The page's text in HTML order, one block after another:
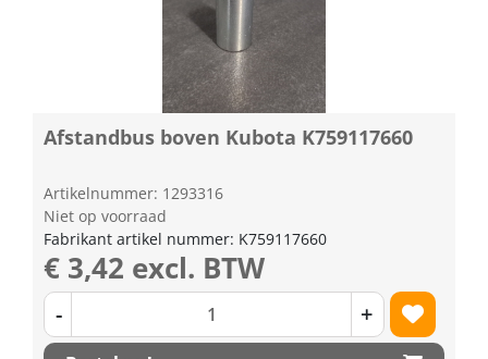
Afstandbus boven Kubota K759117660
Artikelnummer: 1293316
Niet op voorraad
Fabrikant artikel nummer: K759117660
€ 3,42 excl. BTW
- +